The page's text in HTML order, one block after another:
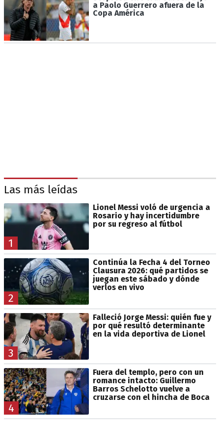
a Paolo Guerrero afuera de la
Copa América
Las más leídas
1
Lionel Messi voló de urgencia a
Rosario y hay incertidumbre
por su regreso al fútbol
2
Continúa la Fecha 4 del Torneo
Clausura 2026: qué partidos se
juegan este sábado y dónde
verlos en vivo
3
Falleció Jorge Messi: quién fue y
por qué resultó determinante
en la vida deportiva de Lionel
4
Fuera del templo, pero con un
romance intacto: Guillermo
Barros Schelotto vuelve a
cruzarse con el hincha de Boca